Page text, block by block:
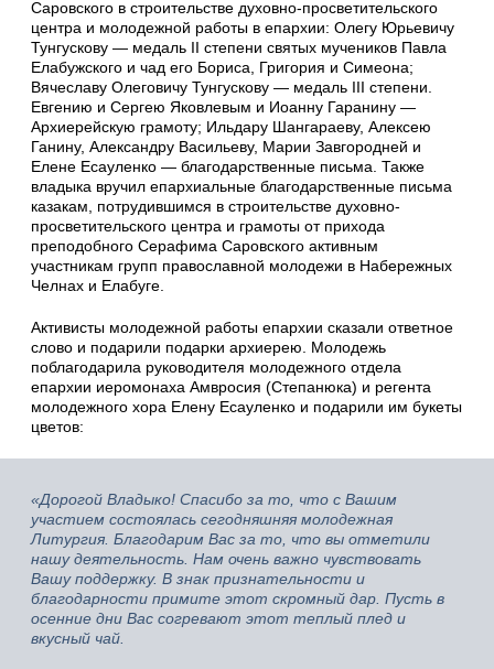
Саровского в строительстве духовно-просветительского
центра и молодежной работы в епархии: Олегу Юрьевичу
Тунгускову — медаль II степени святых мучеников Павла
Елабужского и чад его Бориса, Григория и Симеона;
Вячеславу Олеговичу Тунгускову — медаль III степени.
Евгению и Сергею Яковлевым и Иоанну Гаранину —
Архиерейскую грамоту; Ильдару Шангараеву, Алексею
Ганину, Александру Васильеву, Марии Завгородней и
Елене Есауленко — благодарственные письма. Также
владыка вручил епархиальные благодарственные письма
казакам, потрудившимся в строительстве духовно-
просветительского центра и грамоты от прихода
преподобного Серафима Саровского активным
участникам групп православной молодежи в Набережных
Челнах и Елабуге.
Активисты молодежной работы епархии сказали ответное
слово и подарили подарки архиерею. Молодежь
поблагодарила руководителя молодежного отдела
епархии иеромонаха Амвросия (Степанюка) и регента
молодежного хора Елену Есауленко и подарили им букеты
цветов:
«Дорогой Владыко! Спасибо за то, что с Вашим
участием состоялась сегодняшняя молодежная
Литургия. Благодарим Вас за то, что вы отметили
нашу деятельность. Нам очень важно чувствовать
Вашу поддержку. В знак признательности и
благодарности примите этот скромный дар. Пусть в
осенние дни Вас согревают этот теплый плед и
вкусный чай.